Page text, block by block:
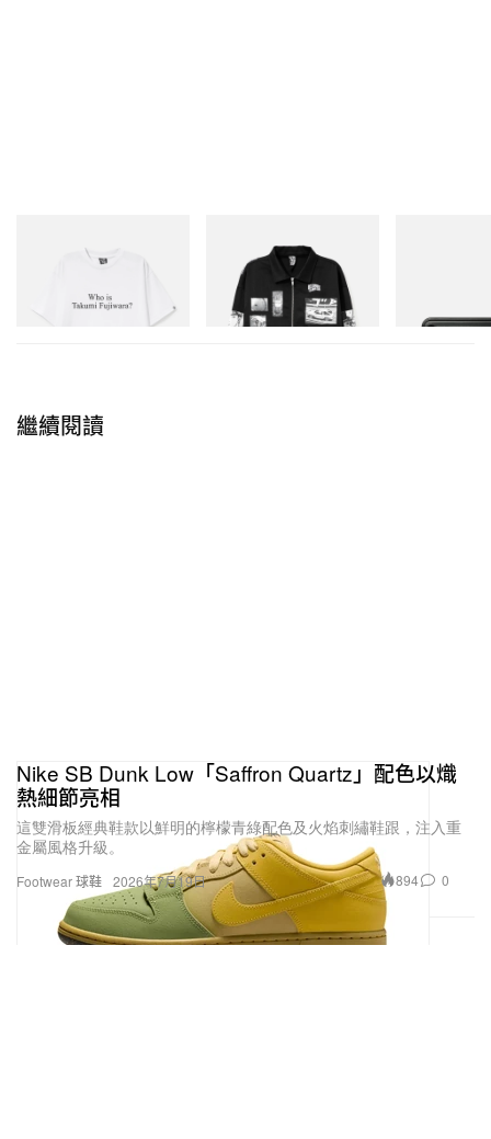
Billionaire Boys Club X Initial
D Cotton T-Shirt 3
Billionaire Boys Club X Initial
D Cotton Jacket
立即購入
立即購入
繼續閱讀
Footwear 球鞋
Nike SB Dunk Low「Saffron Quartz」配色以熾
熱細節亮相
這雙滑板經典鞋款以鮮明的檸檬青綠配色及火焰刺繡鞋跟，注入重
金屬風格升級。
2026年7月19日 894 0